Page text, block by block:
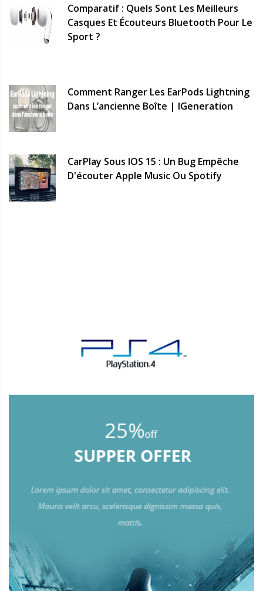
Comparatif : Quels Sont Les Meilleurs
Casques Et Écouteurs Bluetooth Pour Le
Sport ?
Comment Ranger Les EarPods Lightning
Dans L’ancienne Boîte | IGeneration
CarPlay Sous IOS 15 : Un Bug Empêche
D'écouter Apple Music Ou Spotify